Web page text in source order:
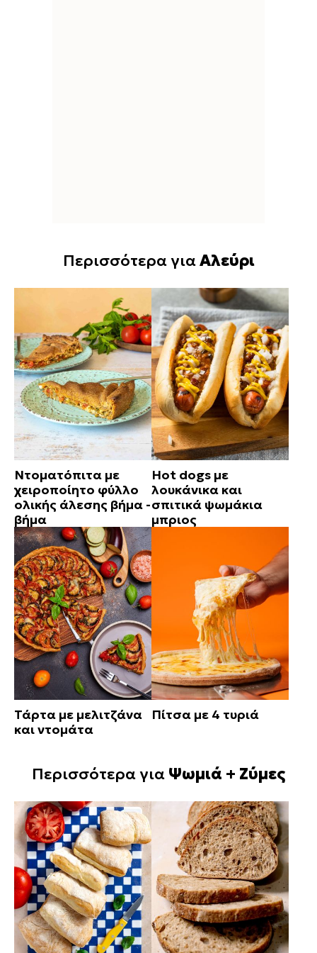
Περισσότερα γιαΑλεύρι
Ντοματόπιτα με
χειροποίητο φύλλο
ολικής άλεσης βήμα -
βήμα
Hot dogs με
λουκάνικα και
σπιτικά ψωμάκια
μπριος
Τάρτα με μελιτζάνα
και ντομάτα
Πίτσα με 4 τυριά
Περισσότερα για Ψωμιά + Ζύμες